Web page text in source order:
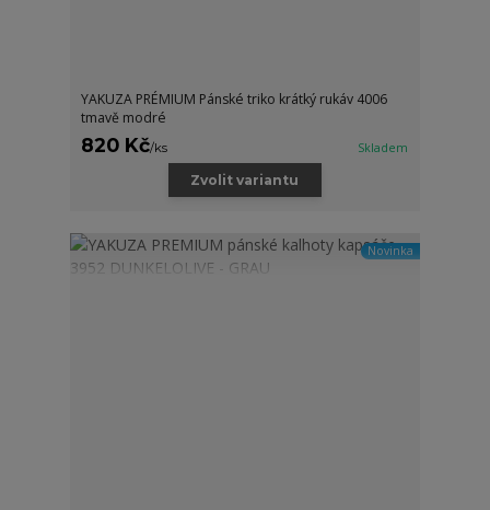
YAKUZA PRÉMIUM Pánské triko krátký rukáv 4006
tmavě modré
820 Kč/ks Skladem
Zvolit variantu
Novinka